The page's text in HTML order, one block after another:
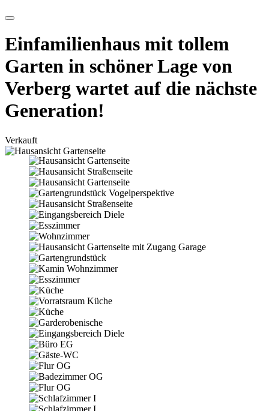
Einfamilienhaus mit tollem
Garten in schöner Lage von
Verberg wartet auf die nächste
Generation!
Verkauft